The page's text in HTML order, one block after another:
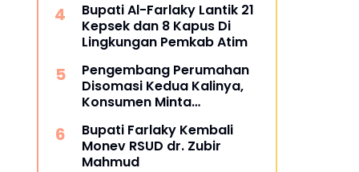
Bupati Al-Farlaky Lantik 21
Kepsek dan 8 Kapus Di
Lingkungan Pemkab Atim
Pengembang Perumahan
Disomasi Kedua Kalinya,
Konsumen Minta
Juta
Bupati Farlaky Kembali
Monev RSUD dr. Zubir
Mahmud